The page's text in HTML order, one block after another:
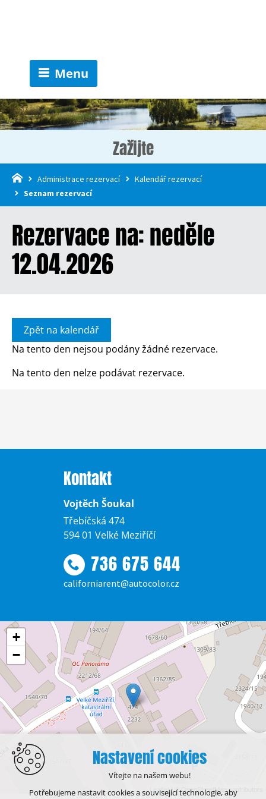
Menu
Zažijte
Administrace rezervací
Kalendář rezervací
Seznam rezervací
Rezervace na: neděle
12.04.2026
Zpět na kalendář
Na tento den nejsou podány žádné rezervace.
Na tento den nelze podávat rezervace.
Kontakt
Vojtěch Šoukal
Třebíčská 474
594 01 Velké Meziříčí
736 675 644
californiarent@autocolor.cz
+
−
Leaflet | © OpenStreetMap contributors
Nastavení cookies
Vítejte na našem webu!
Potřebujeme nastavit cookies a související technologie, aby